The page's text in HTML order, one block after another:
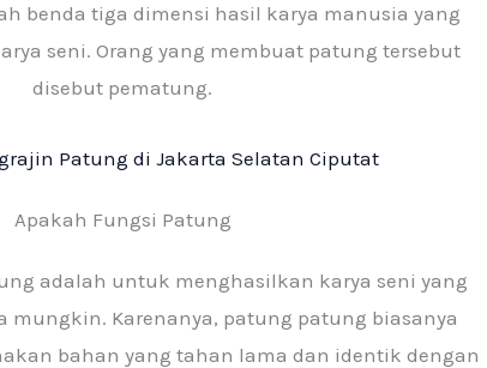
benda tiga dimensi hasil karya manusia yang
seni. Orang yang membuat patung tersebut
disebut pematung.
Apakah Fungsi Patung
adalah untuk menghasilkan karya seni yang
mungkin. Karenanya, patung patung biasanya
bahan yang tahan lama dan identik dengan